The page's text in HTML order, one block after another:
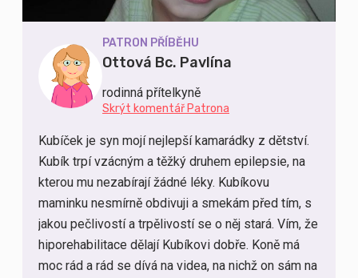
PATRON PŘÍBĚHU
Ottová Bc. Pavlína
rodinná přítelkyně
Skrýt komentář Patrona
Kubíček je syn mojí nejlepší kamarádky z dětství.
Kubík trpí vzácným a těžký druhem epilepsie, na
kterou mu nezabírají žádné léky. Kubíkovu
maminku nesmírně obdivuji a smekám před tím, s
jakou pečlivostí a trpělivostí se o něj stará. Vím, že
hiporehabilitace dělají Kubíkovi dobře. Koně má
moc rád a rád se dívá na videa, na nichž on sám na